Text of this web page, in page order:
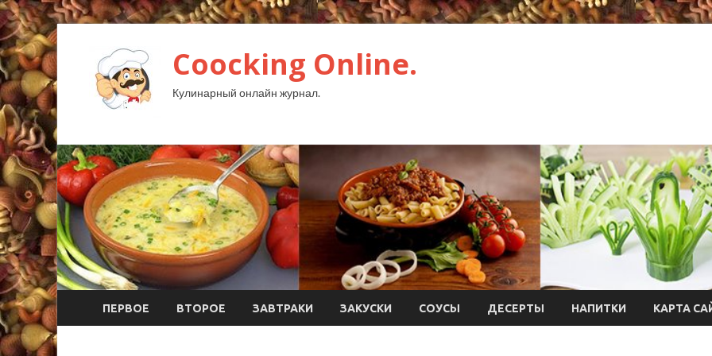
Coocking Online.
Кулинарный онлайн журнал.
ПЕРВОЕ ВТОРОЕ ЗАВТРАКИ ЗАКУСКИ СОУСЫ ДЕСЕРТЫ НАПИТКИ КАРТА